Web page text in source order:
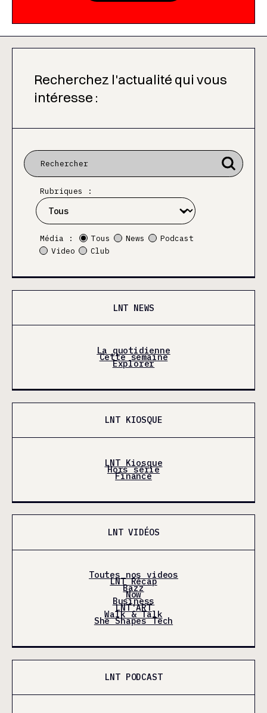
Recherchez l'actualité qui vous
intéresse :
Rubriques :
Média : Tous News
Podcast
Video
Club
LNT NEWS
La quotidienne
Cette semaine
Explorer
LNT KIOSQUE
LNT Kiosque
Hors série
Finance
LNT VIDÉOS
Toutes nos videos
LNT Récap
Bazz
Now
Business
LNT'ART
Walk & Talk
She Shapes Tech
LNT PODCAST